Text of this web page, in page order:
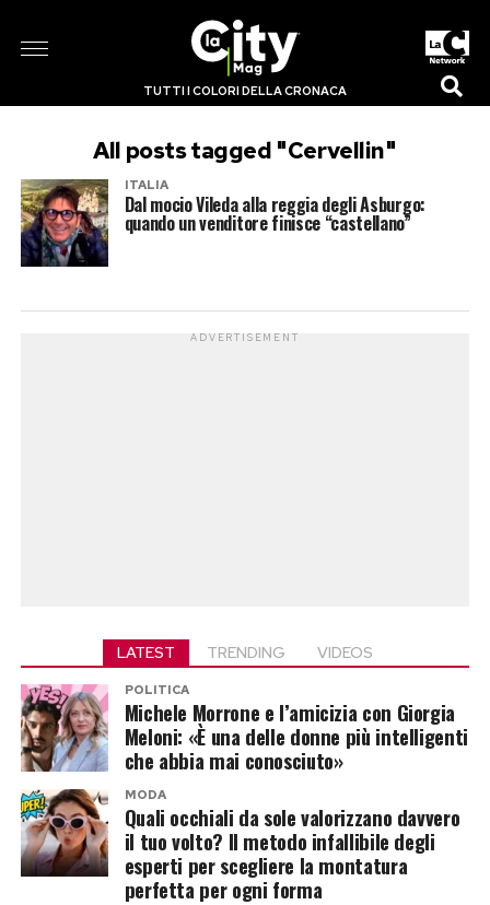
TUTTI I COLORI DELLA CRONACA
All posts tagged "Cervellin"
ITALIA
Dal mocio Vileda alla reggia degli Asburgo:
quando un venditore finisce “castellano”
ADVERTISEMENT
LATEST TRENDING VIDEOS
POLITICA
Michele Morrone e l’amicizia con Giorgia
Meloni: «È una delle donne più intelligenti
che abbia mai conosciuto»
MODA
Quali occhiali da sole valorizzano davvero
il tuo volto? Il metodo infallibile degli
esperti per scegliere la montatura
perfetta per ogni forma